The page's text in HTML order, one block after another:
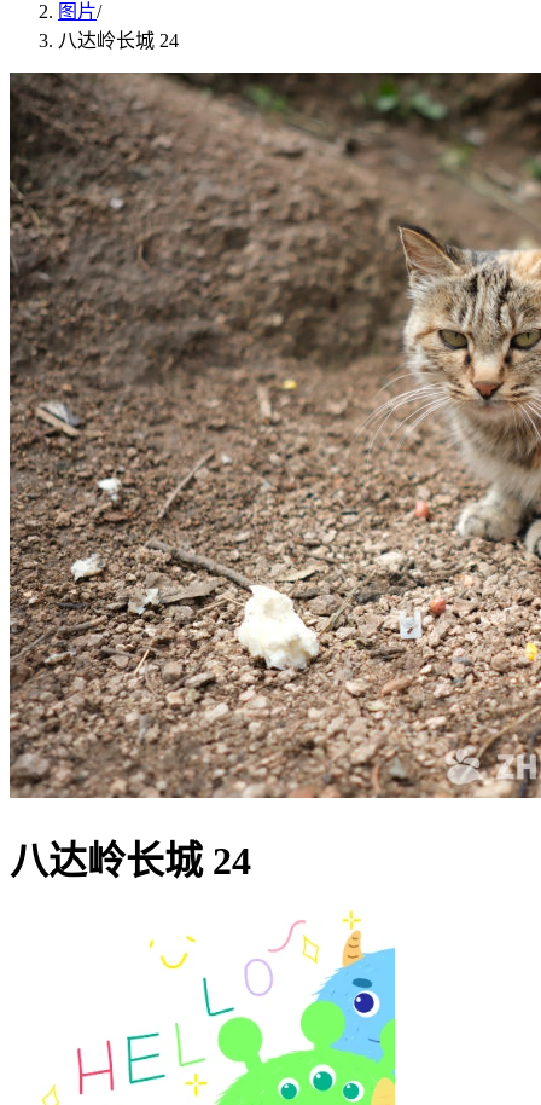
图片/
八达岭长城 24
八达岭长城 24